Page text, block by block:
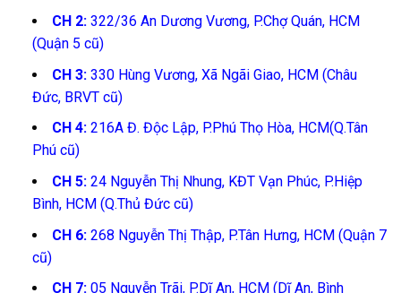
CH 2:322/36 An Dương Vương, P.Chợ Quán, HCM
(Quận 5 cũ)
CH 3:330 Hùng Vương, Xã Ngãi Giao, HCM (Châu
Đức, BRVT cũ)
CH 4:216A Đ. Độc Lập, P.Phú Thọ Hòa, HCM(Q.Tân
Phú cũ)
CH 5:24 Nguyễn Thị Nhung, KĐT Vạn Phúc, P.Hiệp
Bình, HCM (Q.Thủ Đức cũ)
CH 6:268 Nguyễn Thị Thập, P.Tân Hưng, HCM (Quận 7
cũ)
CH 7:05 Nguyễn Trãi, P.Dĩ An, HCM (Dĩ An, Bình